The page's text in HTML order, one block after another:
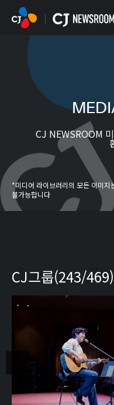
CJ NEWSROOM
*미디어 라이브러리의 모든 이미
불가능합니다
CJ그룹(243/469)